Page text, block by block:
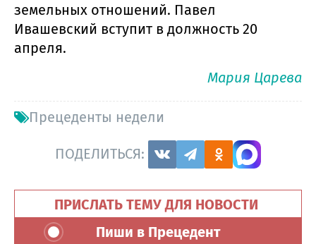
земельных отношений. Павел
Ивашевский вступит в должность 20
апреля.
Мария Царева
Прецеденты недели
ПОДЕЛИТЬСЯ:
ПРИСЛАТЬ ТЕМУ ДЛЯ НОВОСТИ
Пиши в Прецедент